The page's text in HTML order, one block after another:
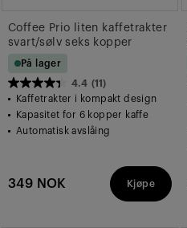
Coffee Prio liten kaffetrakter
svart/sølv seks kopper
På lager
4.4 (11)
4.4
av
5
omtaler
Kaffetrakter i kompakt design
Kapasitet for 6 kopper kaffe
Automatisk avslåing
349 NOK Kjøpe